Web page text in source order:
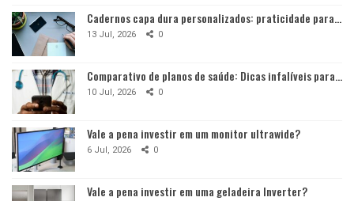
Cadernos capa dura personalizados: praticidade para…
13 Jul, 2026 0
Comparativo de planos de saúde: Dicas infalíveis para…
10 Jul, 2026 0
Vale a pena investir em um monitor ultrawide?
6 Jul, 2026 0
Vale a pena investir em uma geladeira Inverter?